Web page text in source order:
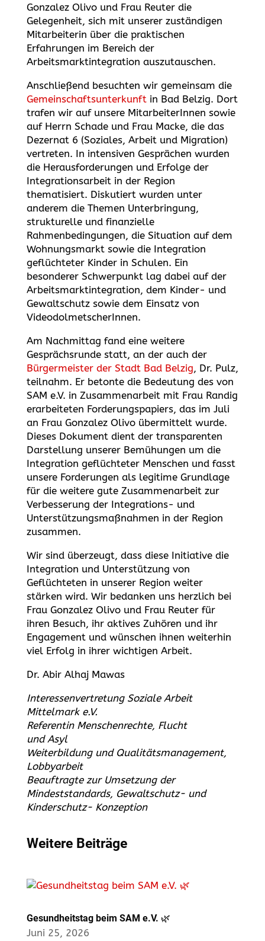
Gonzalez Olivo und Frau Reuter die
Gelegenheit, sich mit unserer zuständigen
Mitarbeiterin über die praktischen
Erfahrungen im Bereich der
Arbeitsmarktintegration auszutauschen.
Anschließend besuchten wir gemeinsam die
Gemeinschaftsunterkunftin Bad Belzig. Dort
trafen wir auf unsere MitarbeiterInnen sowie
auf Herrn Schade und Frau Macke, die das
Dezernat 6 (Soziales, Arbeit und Migration)
vertreten. In intensiven Gesprächen wurden
die Herausforderungen und Erfolge der
Integrationsarbeit in der Region
thematisiert. Diskutiert wurden unter
anderem die Themen Unterbringung,
strukturelle und finanzielle
Rahmenbedingungen, die Situation auf dem
Wohnungsmarkt sowie die Integration
geflüchteter Kinder in Schulen. Ein
besonderer Schwerpunkt lag dabei auf der
Arbeitsmarktintegration, dem Kinder- und
Gewaltschutz sowie dem Einsatz von
VideodolmetscherInnen.
Am Nachmittag fand eine weitere
Gesprächsrunde statt, an der auch der
Bürgermeister der Stadt Bad Belzig, Dr. Pulz,
teilnahm. Er betonte die Bedeutung des von
SAM e.V. in Zusammenarbeit mit Frau Randig
erarbeiteten Forderungspapiers, das im Juli
an Frau Gonzalez Olivo übermittelt wurde.
Dieses Dokument dient der transparenten
Darstellung unserer Bemühungen um die
Integration geflüchteter Menschen und fasst
unsere Forderungen als legitime Grundlage
für die weitere gute Zusammenarbeit zur
Verbesserung der Integrations- und
Unterstützungsmaßnahmen in der Region
zusammen.
Wir sind überzeugt, dass diese Initiative die
Integration und Unterstützung von
Geflüchteten in unserer Region weiter
stärken wird. Wir bedanken uns herzlich bei
Frau Gonzalez Olivo und Frau Reuter für
ihren Besuch, ihr aktives Zuhören und ihr
Engagement und wünschen ihnen weiterhin
viel Erfolg in ihrer wichtigen Arbeit.
Dr. Abir Alhaj Mawas
Interessenvertretung Soziale Arbeit
Mittelmark e.V.
Referentin Menschenrechte, Flucht
und Asyl
Weiterbildung und Qualitätsmanagement,
Beauftragte zur Umsetzung der
Mindeststandards, Gewaltschutz- und
Kinderschutz- Konzeption
Weitere Beiträge
Gesundheitstag beim SAM e.V. 🌿
Juni 25, 2026